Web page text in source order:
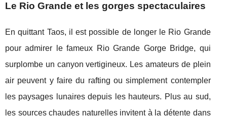
Le Rio Grande et les gorges spectaculaires
En quittant Taos, il est possible de longer le Rio Grande
pour admirer le fameux Rio Grande Gorge Bridge, qui
surplombe un canyon vertigineux. Les amateurs de plein
air peuvent y faire du rafting ou simplement contempler
les paysages lunaires depuis les hauteurs. Plus au sud,
les sources chaudes naturelles invitent à la détente dans